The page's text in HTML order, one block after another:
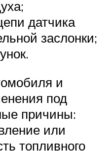
датчика
заслонки;
и
под
причины:
или
топливного